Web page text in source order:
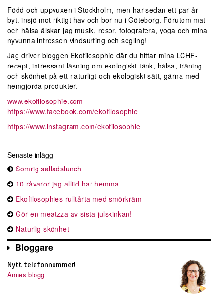
Född och uppvuxen i Stockholm, men har sedan ett par år
bytt insjö mot riktigt hav och bor nu i Göteborg. Förutom mat
och hälsa älskar jag musik, resor, fotografera, yoga och mina
nyvunna intressen vindsurfing och segling!
Jag driver bloggen Ekofilosophie där du hittar mina LCHF-
recept, intressant läsning om ekologiskt tänk, hälsa, träning
och skönhet på ett naturligt och ekologiskt sätt, gärna med
hemgjorda produkter.
www.ekofilosophie.com
https://www.facebook.com/ekofilosophie
https://www.instagram.com/ekofilosophie
Senaste inlägg
Somrig salladslunch
10 råvaror jag alltid har hemma
Ekofilosophies rulltårta med smörkräm
Gör en meatzza av sista julskinkan!
Naturlig skönhet
Bloggare
Nytt telefonnummer!
Annes blogg